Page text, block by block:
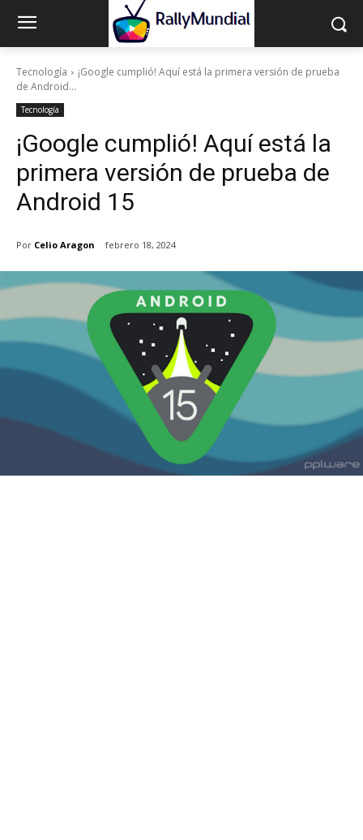
Tecnología
¡Google cumplió! Aquí está la primera versión de prueba
de Android...
Tecnología
¡Google cumplió! Aquí está la
primera versión de prueba de
Android 15
Por Celio Aragon febrero 18, 2024